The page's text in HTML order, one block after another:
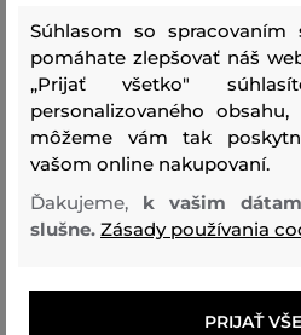
outifitov. Odporúčame
kolekcie.
Rozmery: 190 x 25 cm
Sezóna: FW23
Kód produktu:
407470_2V47-623-CC-44-0
Súhlasom so
pomáhate zlepšovať náš
„Prijať všetko"
personalizovaného
môžeme vám tak
vašom online nakupovaní.
Ďakujeme, k vašim
slušne. Zásady používania
PRIJAŤ